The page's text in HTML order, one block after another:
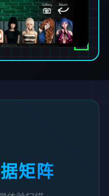
矩阵